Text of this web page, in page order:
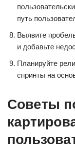
путь
Выявите
и добавьте
Планируйте
спринты на
Советы